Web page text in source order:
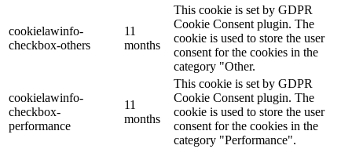
cookielawinfo-
checkbox-others
11
months
This cookie is set by GDPR
Cookie Consent plugin. The
cookie is used to store the user
consent for the cookies in the
category "Other.
cookielawinfo-
checkbox-
performance
11
months
This cookie is set by GDPR
Cookie Consent plugin. The
cookie is used to store the user
consent for the cookies in the
category "Performance".